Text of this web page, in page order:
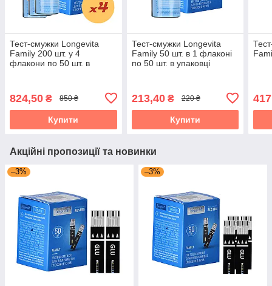
Тест-смужки Longevita
Family 200 шт. у 4
флакони по 50 шт. в
824,50 ₴ 850 ₴
Купити
Тест-смужки Longevita
Family 50 шт. в 1 флаконі
по 50 шт. в упаковці
213,40₴ 220 ₴
Купити
Акційні пропозиції та новинки
–3% –3%